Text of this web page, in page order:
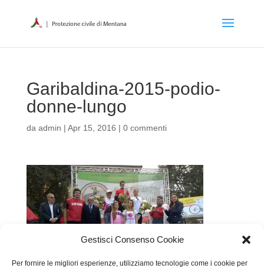
Gestisci Consenso Cookie
Per fornire le migliori esperienze, utilizziamo tecnologie come i cookie per
Garibaldina-2015-podio-
donne-lungo
da admin | Apr 15, 2016 | 0 commenti